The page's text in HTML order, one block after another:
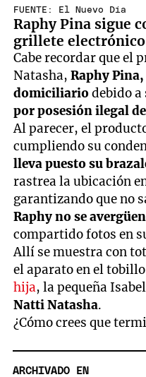
FUENTE: El Nuevo Día
Raphy Pina sigue
grillete electrónico
Cabe recordar que el
Natasha,Raphy Pina,
domiciliariodebido
por posesión ilegal
Al parecer, el
cumpliendo su
lleva puesto su
rastrea la ubicación
garantizando que no
Raphy no se
compartido fotos en
Allí se muestra con
el aparato en el
hija, la pequeña
Natti Natasha.
¿Cómo crees que
ARCHIVADO EN